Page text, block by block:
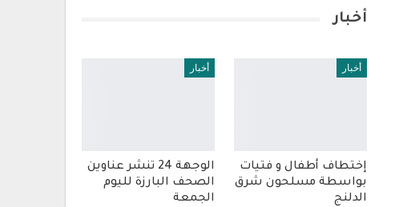
أخبار
أخبار
إختطاف أطفال و فتيات
بواسطة مسلحون شرق
الدلنج
أخبار
الوجهة 24 تنشر عناوين
الصحف البارزة لليوم
الجمعة